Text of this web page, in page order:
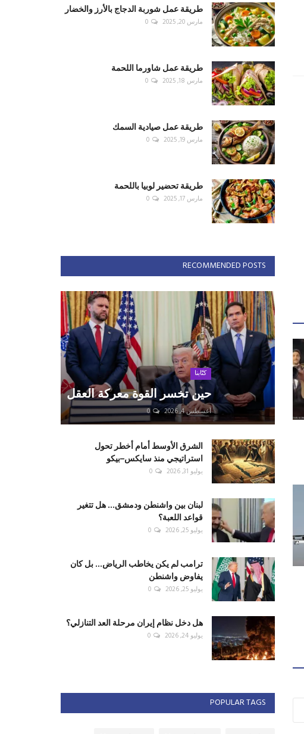
طريقة عمل شوربة الدجاج بالأرز والخضار
مارس 20, 2025 0
طريقة عمل شاورما اللحمة
مارس 18, 2025 0
طريقة عمل صيادية السمك
مارس 19, 2025 0
طريقة تحضير لوبيا باللحمة
مارس 17, 2025 0
RECOMMENDED POSTS
كتّابنا
حين تخسر القوة معركة العقل
أغسطس 4, 2026 0
الشرق الأوسط أمام أخطر تحول
استراتيجي منذ سايكس–بيكو
يوليو 31, 2026 0
لبنان بين واشنطن ودمشق... هل تتغير
قواعد اللعبة؟
يوليو 25, 2026 0
ترامب لم يكن يخاطب الرياض... بل كان
يفاوض واشنطن
يوليو 25, 2026 0
هل دخل نظام إيران مرحلة العد التنازلي؟
يوليو 24, 2026 0
POPULAR TAGS